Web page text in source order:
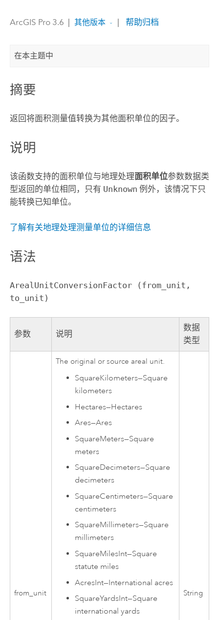
ArcGIS Pro 3.6 其他版本 帮助归档
在本主题中
摘要
返回将面积测量值转换为其他面积单位的因子。
说明
该函数支持的面积单位与地理处理面积单位参数数据类
型返回的单位相同，只有 Unknown 例外，该情况下只
能转换已知单位。
了解有关地理处理测量单位的详细信息
语法
ArealUnitConversionFactor (from_unit,
to_unit)
参数 说明
数据
类型
from_unit
The original or source areal unit.
SquareKilometers—Square
kilometers
Hectares—Hectares
Ares—Ares
SquareMeters—Square
meters
SquareDecimeters—Square
decimeters
SquareCentimeters—Square
centimeters
SquareMillimeters—Square
millimeters
SquareMilesInt—Square
statute miles
AcresInt—International acres
SquareYardsInt—Square
international yards
String